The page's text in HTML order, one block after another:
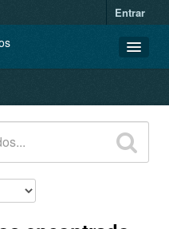
Entrar